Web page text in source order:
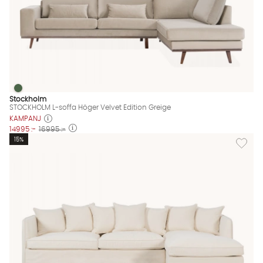
STOCKHOLM L-soffa Höger Velvet Edition Greige Finns även i
STOCKHOLM L-soffa Höger Velvet Edition Greige
Stockholm
STOCKHOLM L-soffa Höger Velvet Edition Greige
KAMPANJ
14995 :- 16995 :-
Lägg
15%